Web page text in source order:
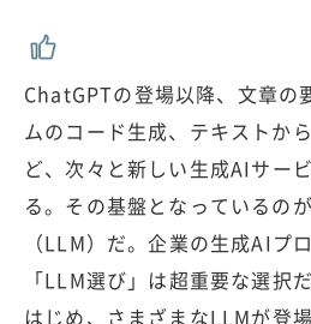
ChatGPTの登場以降、文章の
ムのコード生成、テキストか
ど、次々と新しい生成AIサー
る。その基盤となっているの
（LLM）だ。企業の生成AIプ
「LLM選び」は超重要な選択
はじめ、さまざまなLLMが登